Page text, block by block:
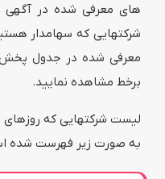
های معرفی شده در آگهی
شرکتهایی که سهامدار
معرفی شده در جدول پخش
برخط مشاهده نمایید.
لیست شرکتهایی که
به صورت زیر فهرست شده